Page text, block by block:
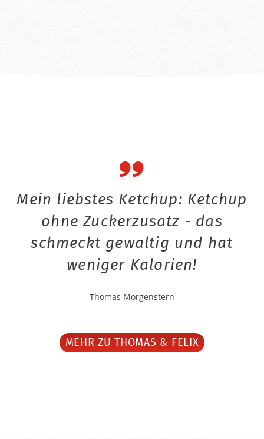
Mein liebstes Ketchup: Ketchup
ohne Zuckerzusatz - das
schmeckt gewaltig und hat
weniger Kalorien!
Thomas Morgenstern
MEHR ZU THOMAS & FELIX